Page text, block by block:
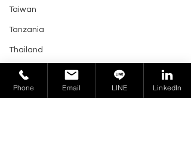
Taiwan
Tanzania
Thailand
Trinidad and Tobago
Tunisia
Phone Email LINE LinkedIn